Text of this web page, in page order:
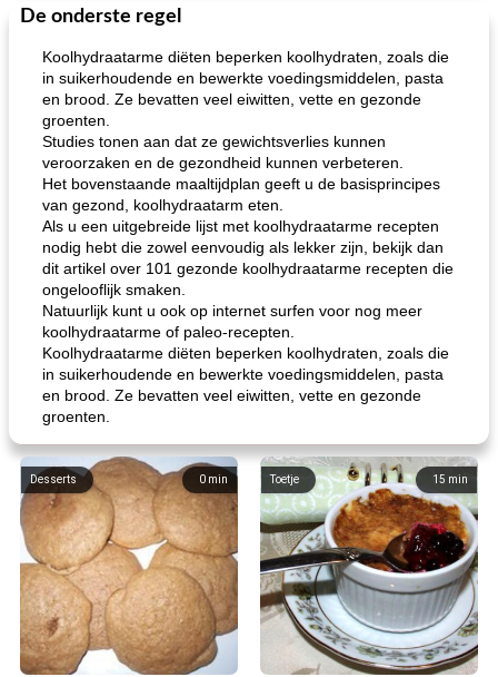
De onderste regel
Koolhydraatarme diëten beperken koolhydraten, zoals die
in suikerhoudende en bewerkte voedingsmiddelen, pasta
en brood. Ze bevatten veel eiwitten, vette en gezonde
groenten.
Studies tonen aan dat ze gewichtsverlies kunnen
veroorzaken en de gezondheid kunnen verbeteren.
Het bovenstaande maaltijdplan geeft u de basisprincipes
van gezond, koolhydraatarm eten.
Als u een uitgebreide lijst met koolhydraatarme recepten
nodig hebt die zowel eenvoudig als lekker zijn, bekijk dan
dit artikel over 101 gezonde koolhydraatarme recepten die
ongelooflijk smaken.
Natuurlijk kunt u ook op internet surfen voor nog meer
koolhydraatarme of paleo-recepten.
Koolhydraatarme diëten beperken koolhydraten, zoals die
in suikerhoudende en bewerkte voedingsmiddelen, pasta
en brood. Ze bevatten veel eiwitten, vette en gezonde
groenten.
0 min
Desserts 15 min
Toetje